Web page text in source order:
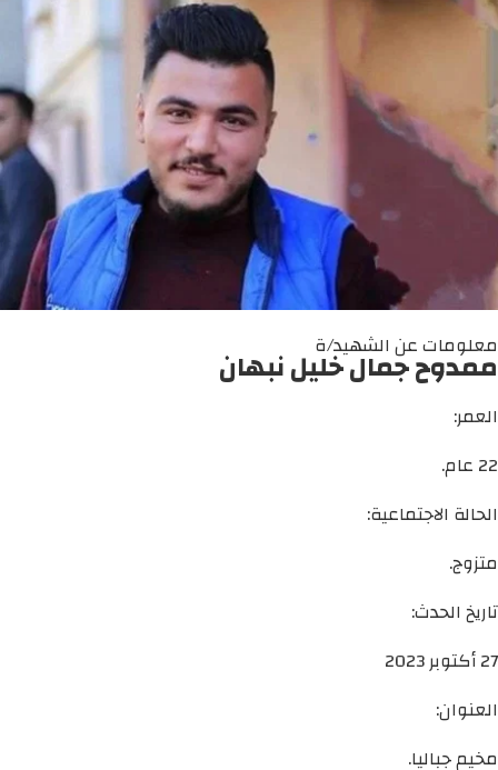
معلومات عن الشهيد/ة
ممدوح جمال خليل نبهان
العمر:
22 عام.
الحالة الاجتماعية:
متزوج.
تاريخ الحدث:
27 أكتوبر 2023
العنوان:
مخيم جباليا.